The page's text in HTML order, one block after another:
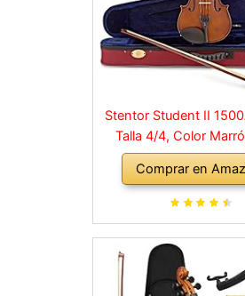
Stentor Student II
Talla 4/4, Color
Comprar en